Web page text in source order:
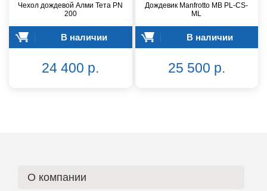
Чехол дождевой Алми Тета PN
200
В наличии
24 400 р.
Дождевик Manfrotto MB PL-CS-
ML
В наличии
25 500 р.
О компании